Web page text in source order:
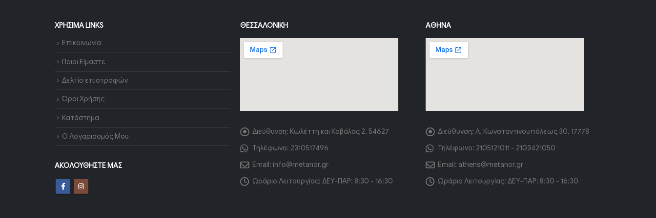
ΧΡΉΣΙΜΑ LINKS
Επικοινωνία
Ποιοι Είμαστε
Δελτίο επιστροφών
Όροι Χρήσης
Κατάστημα
Ο Λογαριασμός Μου
ΑΚΟΛΟΥΘΉΣΤΕ ΜΑΣ
ΘΕΣΣΑΛΟΝΊΚΗ
Διεύθυνση: Κωλέττη και Καβάλας 2, 54627
Τηλέφωνο: 2310517496
Email: info@metanor.gr
Ωράριο Λειτουργίας: ΔΕΥ-ΠΑΡ: 8:30 - 16:30
ΑΘΉΝΑ
Διεύθυνση: Λ. Κωνσταντινουπόλεως 30, 17778
Τηλέφωνο: 2105121011 - 2103421050
Email: athens@metanor.gr
Ωράριο Λειτουργίας: ΔΕΥ-ΠΑΡ: 8:30 - 16:30